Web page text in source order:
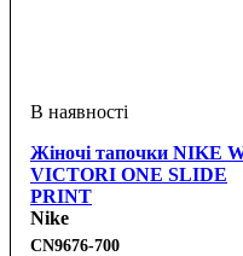
Жіночі тапочки NIKE
VICTORI ONE SLIDE
PRINT
Nike
CN9676-700